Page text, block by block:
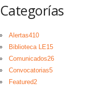
Categorías
Alertas410
Biblioteca LE15
Comunicados26
Convocatorias5
Featured2